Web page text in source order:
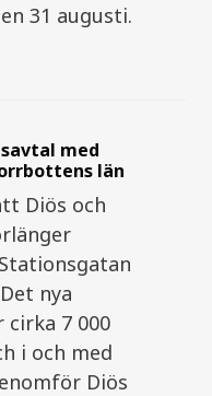
31 augusti.
med
län
Diös och
nya
7 000
i och med
Diös